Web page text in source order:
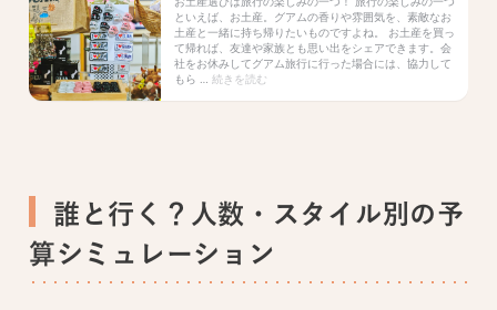
誰と行く？人数・スタイル別の予
算シミュレーション